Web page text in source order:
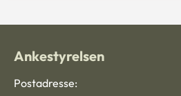
Ankestyrelsen
Postadresse: